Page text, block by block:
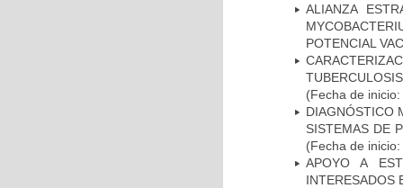
ALIANZA
POTENCIAL
(Fecha de
DIAGNÓSTICO
SISTEMAS DE
(Fecha de
APOYO A
INTERESADOS